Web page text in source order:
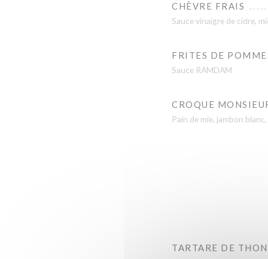
CHÈVRE FRAIS
Sauce vinaigre de cidre,
FRITES DE
Sauce RAMDAM
CROQUE
Pain de mie, jambon
TARTARE DE THON